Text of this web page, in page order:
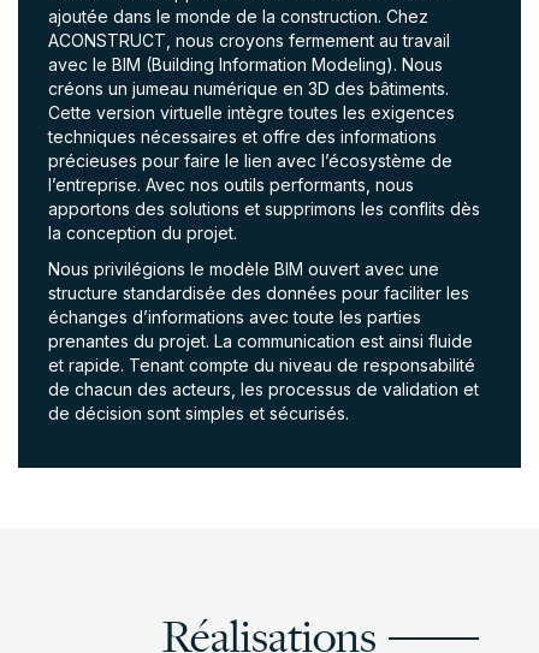
ajoutée dans le monde de la construction. Chez
ACONSTRUCT, nous croyons fermement au travail
avec le BIM (Building Information Modeling). Nous
créons un jumeau numérique en 3D des bâtiments.
Cette version virtuelle intègre toutes les exigences
techniques nécessaires et offre des informations
précieuses pour faire le lien avec l’écosystème de
l’entreprise. Avec nos outils performants, nous
apportons des solutions et supprimons les conflits dès
la conception du projet.
Nous privilégions le modèle BIM ouvert avec une
structure standardisée des données pour faciliter les
échanges d’informations avec toute les parties
prenantes du projet. La communication est ainsi fluide
et rapide. Tenant compte du niveau de responsabilité
de chacun des acteurs, les processus de validation et
de décision sont simples et sécurisés.
Réalisations